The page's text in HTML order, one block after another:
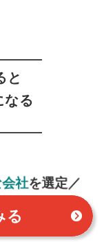
と
る
会社を選定／
る